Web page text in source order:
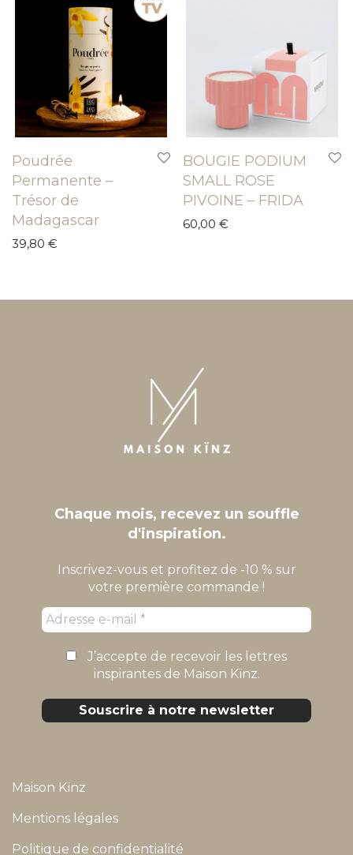
Poudrée
Permanente –
Trésor de
Madagascar
39,80 €
BOUGIE PODIUM
SMALL ROSE
PIVOINE – FRIDA
60,00 €
Chaque mois, recevez un souffle
d'inspiration.
Inscrivez-vous et profitez de -10 % sur
votre première commande !
J’accepte de recevoir les lettres
inspirantes de Maison Kïnz.
Maison Kïnz
Mentions légales
Politique de confidentialité